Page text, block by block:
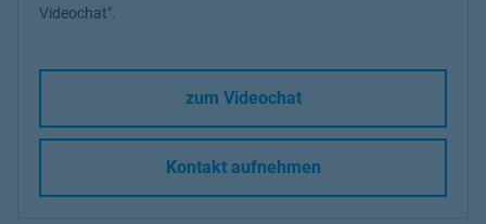
Videochat".
zum Videochat
Kontakt aufnehmen